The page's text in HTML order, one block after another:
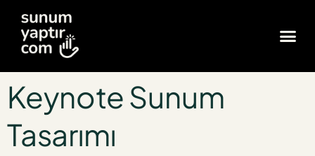
Keynote Sunum
Tasarımı